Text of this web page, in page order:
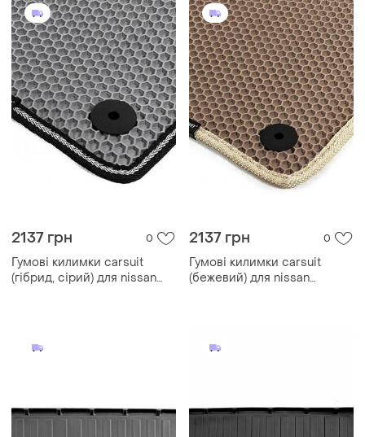
2137 грн 0
Гумові килимки carsuit
(гібрид, сірий) для nissan
2137 грн 0
Гумові килимки carsuit
(бежевий) для nissan